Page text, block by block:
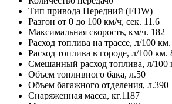
Тип привода Передний (FDW)
Разгон от 0 до 100 км/ч, сек. 11.6
Максимальная скорость, км/ч. 182
Расход топлива на трассе, л/100 км.
Расход топлива в городе, л/100 км.
Смешанный расход топлива, л/100
Объем топливного бака, л.50
Объем багажного отделения, л.390
Снаряженная масса, кг.1187